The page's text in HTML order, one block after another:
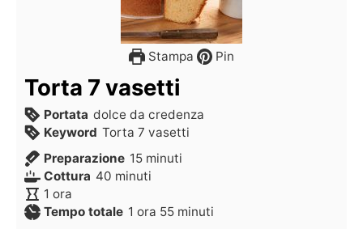
Stampa Pin
Torta 7 vasetti
Portata dolce da credenza
Keyword Torta 7 vasetti
Preparazione 15 minuti
Cottura 40 minuti
1 ora
Tempo totale 1 ora 55 minuti